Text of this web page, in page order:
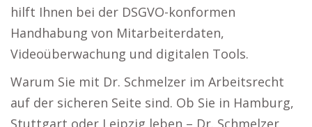
hilft Ihnen bei der DSGVO-konformen
Handhabung von Mitarbeiterdaten,
Videoüberwachung und digitalen Tools.
Warum Sie mit Dr. Schmelzer im Arbeitsrecht
auf der sicheren Seite sind. Ob Sie in Hamburg,
Stuttgart oder Leipzig leben – Dr. Schmelzer